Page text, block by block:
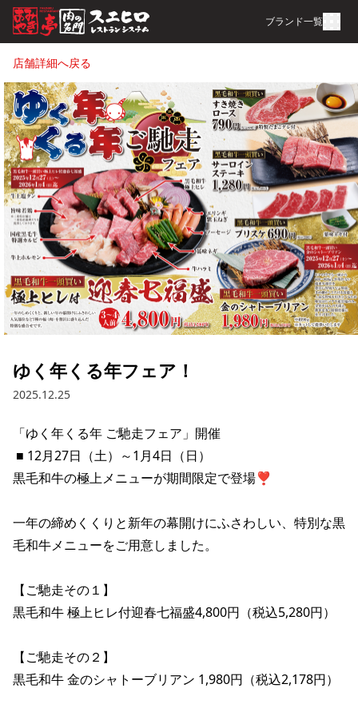
ブランド一覧
店舗詳細へ戻る
ゆく年くる年フェア！
2025.12.25
「ゆく年くる年 ご馳走フェア」開催
黒毛和牛の極上メニューが期間限定で登場❣
一年の締めくくりと新年の幕開けにふさわしい、特別な黒
毛和牛メニューをご用意しました。
【ご馳走その１】
黒毛和牛 極上ヒレ付迎春七福盛4,800円（税込5,280円）
【ご馳走その２】
黒毛和牛 金のシャトーブリアン 1,980円（税込2,178円）